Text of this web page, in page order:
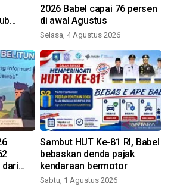
2026 Babel capai 76 persen
di awal Agustus
Selasa, 4 Agustus 2026
dari
Sambut HUT Ke-81 RI, Babel
bebaskan denda pajak
kendaraan bermotor
Sabtu, 1 Agustus 2026